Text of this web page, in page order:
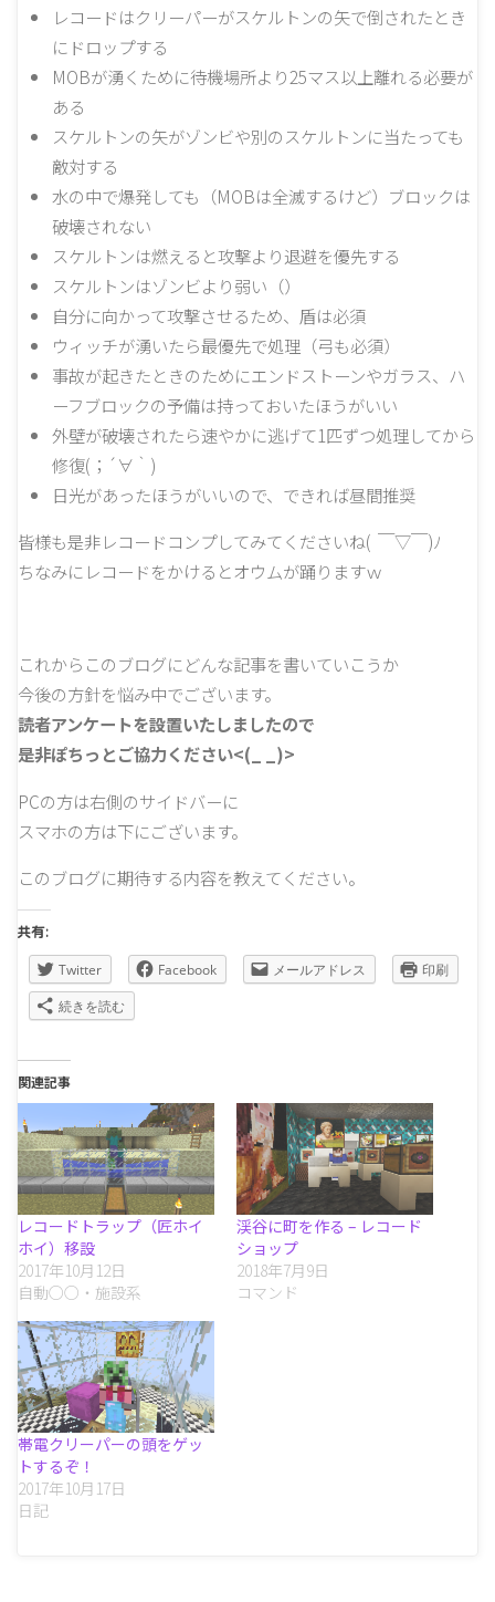
レコードはクリーパーがスケルトンの矢で倒されたとき
にドロップする
MOBが湧くために待機場所より25マス以上離れる必要が
ある
スケルトンの矢がゾンビや別のスケルトンに当たっても
敵対する
水の中で爆発しても（MOBは全滅するけど）ブロックは
破壊されない
スケルトンは燃えると攻撃より退避を優先する
スケルトンはゾンビより弱い（）
自分に向かって攻撃させるため、盾は必須
ウィッチが湧いたら最優先で処理（弓も必須）
事故が起きたときのためにエンドストーンやガラス、ハ
ーフブロックの予備は持っておいたほうがいい
外壁が破壊されたら速やかに逃げて1匹ずつ処理してから
修復(；´∀｀)
日光があったほうがいいので、できれば昼間推奨
皆様も是非レコードコンプしてみてくださいね( ￣▽￣)ﾉ
ちなみにレコードをかけるとオウムが踊りますｗ
これからこのブログにどんな記事を書いていこうか
今後の方針を悩み中でございます。
読者アンケートを設置いたしましたので
是非ぽちっとご協力ください<(_ _)>
PCの方は右側のサイドバーに
スマホの方は下にございます。
このブログに期待する内容を教えてください。
共有:
Twitter Facebook メールアドレス
印刷
続きを読む
関連記事
レコードトラップ（匠ホイ
ホイ）移設
2017年10月12日
自動○○・施設系
渓谷に町を作る – レコード
ショップ
2018年7月9日
コマンド
帯電クリーパーの頭をゲッ
トするぞ！
2017年10月17日
日記